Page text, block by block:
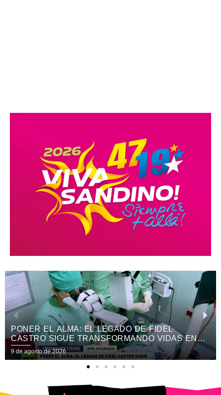
TRADICIONES Y SABORES DE 40 PAÍSES
PROTAGONIZAN LA XV EDICIÓN DEL FESTIVAL
INTERNACIONAL DE LAS ARTES
9 de agosto de 2026